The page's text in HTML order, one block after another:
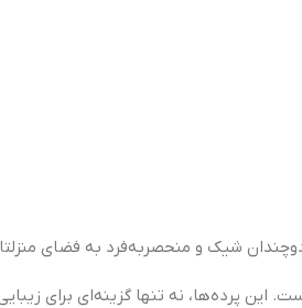
شیک و منحصربه‌فرد به فضای
پرده‌ها، نه تنها گزینه‌ای برای